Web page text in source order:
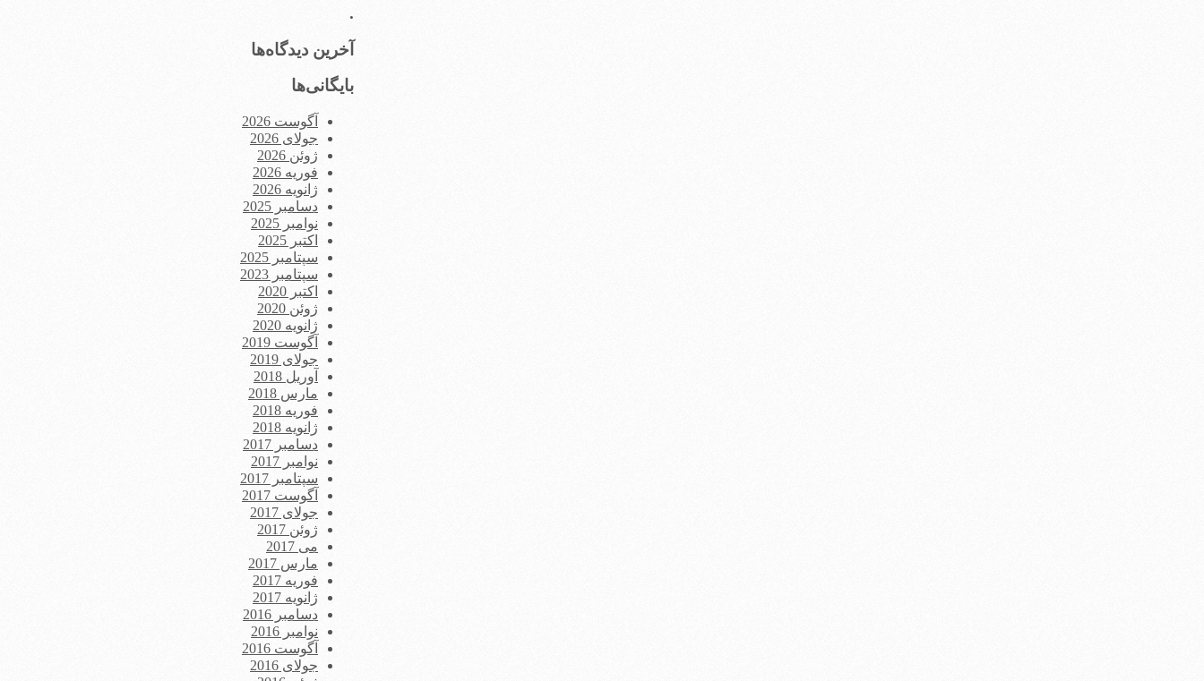
.
آخرین دیدگاه‌ها
بایگانی‌ها
آگوست 2026
جولای 2026
ژوئن 2026
فوریه 2026
ژانویه 2026
دسامبر 2025
نوامبر 2025
اکتبر 2025
سپتامبر 2025
سپتامبر 2023
اکتبر 2020
ژوئن 2020
ژانویه 2020
آگوست 2019
جولای 2019
آوریل 2018
مارس 2018
فوریه 2018
ژانویه 2018
دسامبر 2017
نوامبر 2017
سپتامبر 2017
آگوست 2017
جولای 2017
ژوئن 2017
می 2017
مارس 2017
فوریه 2017
ژانویه 2017
دسامبر 2016
نوامبر 2016
آگوست 2016
جولای 2016